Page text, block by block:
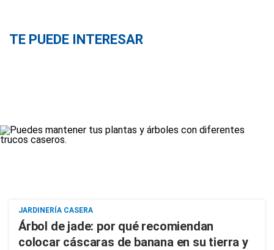
TE PUEDE INTERESAR
JARDINERÍA CASERA
Árbol de jade: por qué recomiendan
colocar cáscaras de banana en su tierra y